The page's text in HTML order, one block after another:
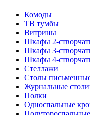
Комоды
ТВ тумбы
Витрины
Шкафы 2-
Шкафы 3-
Шкафы 4-
Стеллажи
Столы
Журнальные
Полки
Односпальные